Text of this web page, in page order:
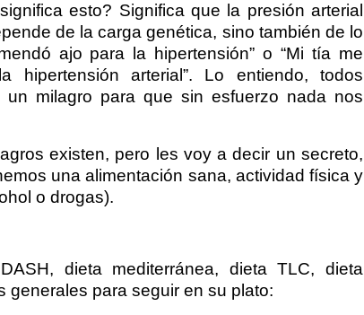
esto? Significa que la presión arterial
de la carga genética, sino también de lo
ajo para la hipertensión” o “Mi tía me
hipertensión arterial”. Lo entiendo, todos
un milagro para que sin esfuerzo nada nos
existen, pero les voy a decir un secreto,
una alimentación sana, actividad física y
o drogas).
dieta mediterránea, dieta TLC, dieta
generales para seguir en su plato: